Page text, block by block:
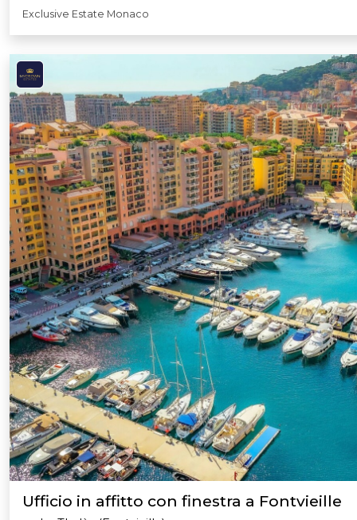
Exclusive Estate Monaco
Ufficio in affitto con finestra a Fontvieille